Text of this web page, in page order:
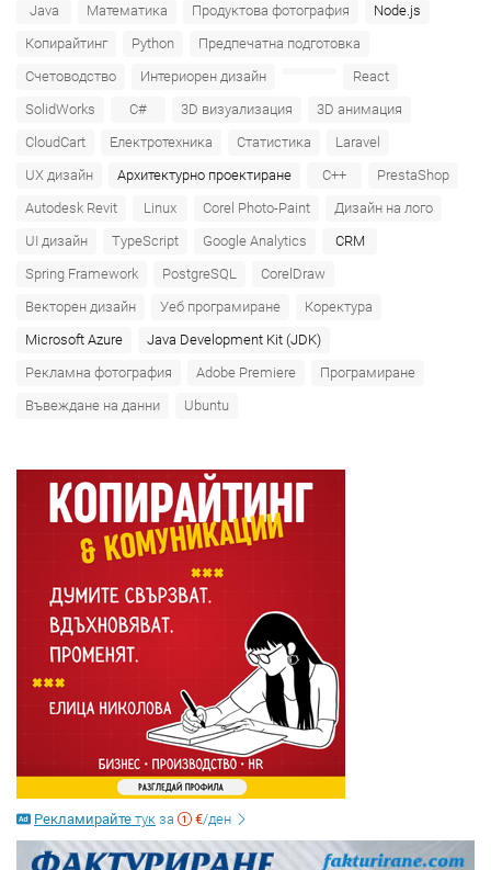
Java
Математика Продуктова фотография
Node.js
Копирайтинг
Python
Предпечатна подготовка
Счетоводство
Интериорен дизайн
React
SolidWorks
C# 3D визуализация
3D анимация
CloudCart
Електротехника Статистика
Laravel
UX дизайн
Архитектурно проектиране C++
PrestaShop
Autodesk Revit
Linux Corel Photo-Paint
Дизайн на лого
UI дизайн
TypeScript Google Analytics
CRM
Spring Framework
PostgreSQL
CorelDraw
Векторен дизайн
Уеб програмиране
Коректура
Microsoft Azure‎
Java Development Kit (JDK)
Рекламна фотография
Adobe Premiere
Програмиране
Въвеждане на данни
Ubuntu
Рекламирайте тук за €/ден